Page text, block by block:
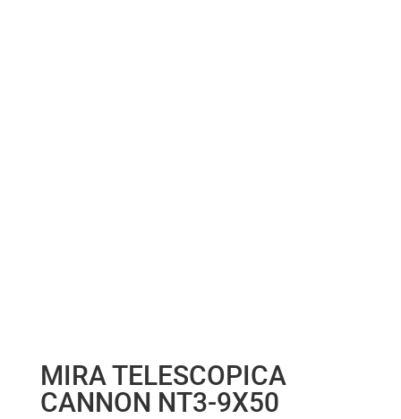
MIRA TELESCOPICA
CANNON NT3-9X50